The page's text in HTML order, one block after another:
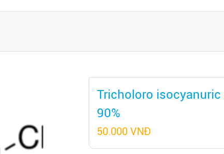
Tricholoro isocyanuric
90%
50.000 VNĐ